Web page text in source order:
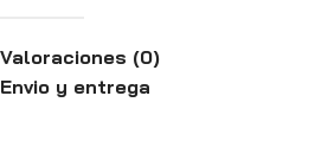
Valoraciones (0)
Envio y entrega